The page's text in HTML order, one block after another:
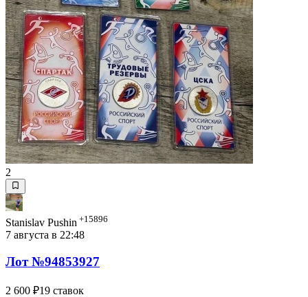
2
Stanislav Pushin +15896
7 августа в 22:48
Лот №94853927
2 600 ₽19 ставок